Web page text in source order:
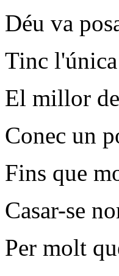
Déu va
Tinc
El millor
Conec un
Fins que
Casar-se
Per molt